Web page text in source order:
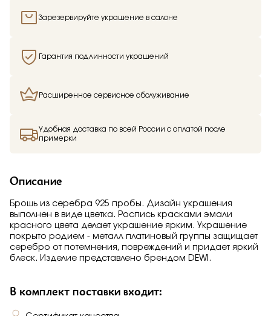
Зарезервируйте украшение в салоне
Гарантия подлинности украшений
Расширенное сервисное обслуживание
Удобная доставка по всей России с оплатой после
примерки
Описание
Брошь из серебра 925 пробы. Дизайн украшения
выполнен в виде цветка. Роспись красками эмали
красного цвета делает украшение ярким. Украшение
покрыто родием - металл платиновый группы защищает
серебро от потемнения, повреждений и придает яркий
блеск. Изделие представлено брендом DEWI.
В комплект поставки входит: